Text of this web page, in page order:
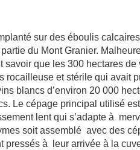
sur des éboulis
partie du Mont Granier.
savoir que les 300 hectares
rocailleuse et stérile qui avait
blancs d’environ 20 000
. Le cépage principal utilisé
lent qui s’adapte à
soit assemblé avec des
pressés à
leur arrivée à la